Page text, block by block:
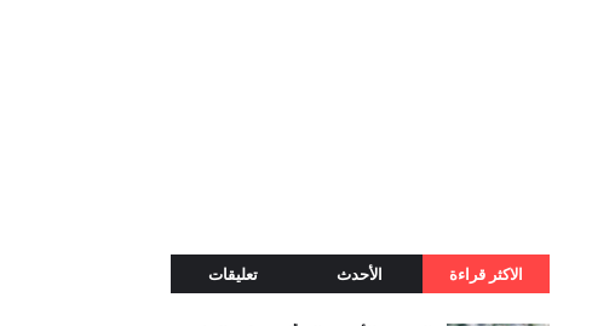
الاكثر قراءة الأحدث تعليقات